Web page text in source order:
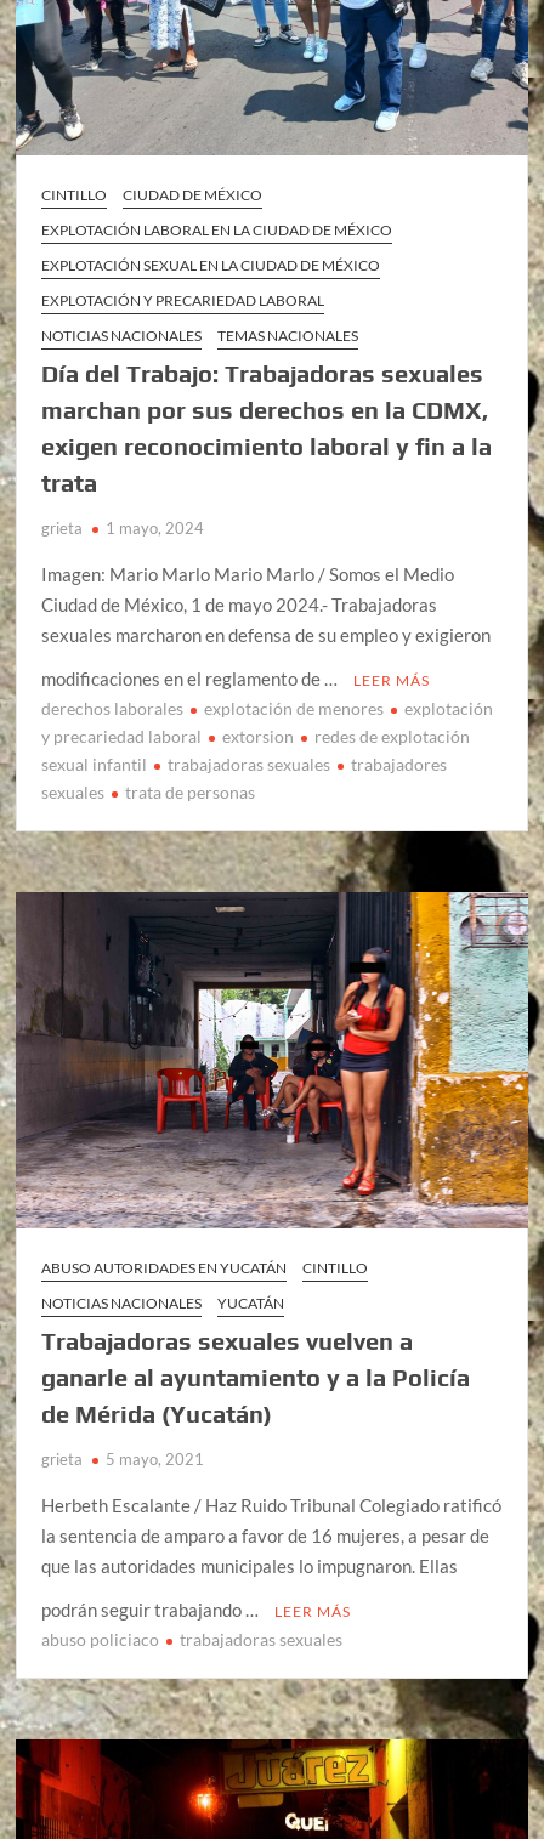
CINTILLO
CIUDAD DE MÉXICO
EXPLOTACIÓN LABORAL EN LA CIUDAD DE MÉXICO
EXPLOTACIÓN SEXUAL EN LA CIUDAD DE MÉXICO
EXPLOTACIÓN Y PRECARIEDAD LABORAL
NOTICIAS NACIONALES
TEMAS NACIONALES
Día del Trabajo: Trabajadoras sexuales
marchan por sus derechos en la CDMX,
exigen reconocimiento laboral y fin a la
trata
grieta 1 mayo, 2024
Imagen: Mario Marlo Mario Marlo / Somos el Medio
Ciudad de México, 1 de mayo 2024.- Trabajadoras
sexuales marcharon en defensa de su empleo y exigieron
modificaciones en el reglamento de …
LEER MÁS
derechos laborales explotación de menores
explotación
y precariedad laboral
extorsion
redes de explotación
sexual infantil
trabajadoras sexuales
trabajadores
sexuales
trata de personas
ABUSO AUTORIDADES EN YUCATÁN
CINTILLO
NOTICIAS NACIONALES
YUCATÁN
Trabajadoras sexuales vuelven a
ganarle al ayuntamiento y a la Policía
de Mérida (Yucatán)
grieta 5 mayo, 2021
Herbeth Escalante / Haz Ruido Tribunal Colegiado ratificó
la sentencia de amparo a favor de 16 mujeres, a pesar de
que las autoridades municipales lo impugnaron. Ellas
podrán seguir trabajando …
LEER MÁS
abuso policiaco trabajadoras sexuales